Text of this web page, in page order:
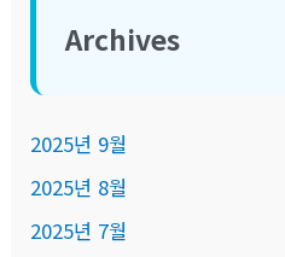
Archives
2025년 9월
2025년 8월
2025년 7월